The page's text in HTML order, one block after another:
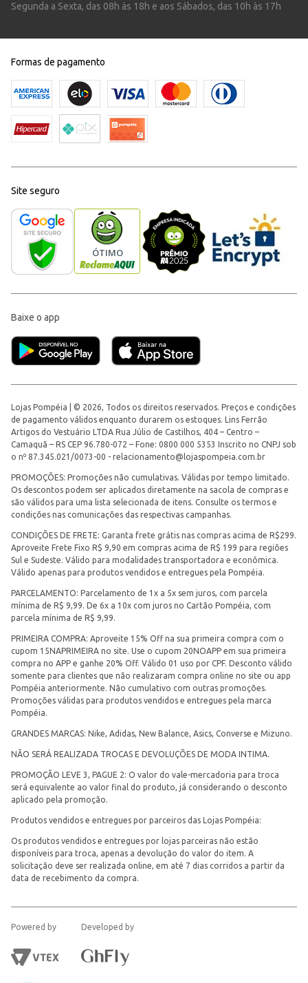
Segunda a Sexta, das 08h às 18h e aos Sábados, das 10h às 17h
Formas de pagamento
Site seguro
Baixe o app
Lojas Pompéia | © 2026, Todos os direitos reservados. Preços e condições
de pagamento válidos enquanto durarem os estoques. Lins Ferrão
Artigos do Vestuário LTDA Rua Júlio de Castilhos, 404 – Centro –
Camaquã – RS CEP 96.780-072 – Fone: 0800 000 5353 Inscrito no CNPJ sob
o nº 87.345.021/0073-00 - relacionamento@lojaspompeia.com.br
PROMOÇÕES: Promoções não cumulativas. Válidas por tempo limitado.
Os descontos podem ser aplicados diretamente na sacola de compras e
são válidos para uma lista selecionada de itens. Consulte os termos e
condições nas comunicações das respectivas campanhas.
CONDIÇÕES DE FRETE: Garanta frete grátis nas compras acima de R$299.
Aproveite Frete Fixo R$ 9,90 em compras acima de R$ 199 para regiões
Sul e Sudeste. Válido para modalidades transportadora e econômica.
Válido apenas para produtos vendidos e entregues pela Pompéia.
PARCELAMENTO: Parcelamento de 1x a 5x sem juros, com parcela
mínima de R$ 9,99. De 6x a 10x com juros no Cartão Pompéia, com
parcela mínima de R$ 9,99.
PRIMEIRA COMPRA: Aproveite 15% Off na sua primeira compra com o
cupom 15NAPRIMEIRA no site. Use o cupom 20NOAPP em sua primeira
compra no APP e ganhe 20% Off. Válido 01 uso por CPF. Desconto válido
somente para clientes que não realizaram compra online no site ou app
Pompéia anteriormente. Não cumulativo com outras promoções.
Promoções válidas para produtos vendidos e entregues pela marca
Pompéia.
GRANDES MARCAS: Nike, Adidas, New Balance, Asics, Converse e Mizuno.
NÃO SERÁ REALIZADA TROCAS E DEVOLUÇÕES DE MODA INTIMA.
PROMOÇÃO LEVE 3, PAGUE 2: O valor do vale-mercadoria para troca
será equivalente ao valor final do produto, já considerando o desconto
aplicado pela promoção.
Produtos vendidos e entregues por parceiros das Lojas Pompéia:
Os produtos vendidos e entregues por lojas parceiras não estão
disponíveis para troca, apenas a devolução do valor do item. A
solicitação deve ser realizada online, em até 7 dias corridos a partir da
data de recebimento da compra.
Powered by Developed by